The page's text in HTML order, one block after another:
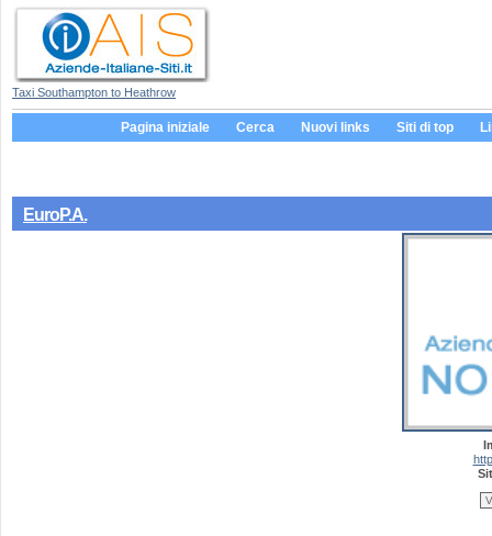
Taxi Southampton to Heathrow
Pagina iniziale Cerca Nuovi links Siti di top
EuroP.A.